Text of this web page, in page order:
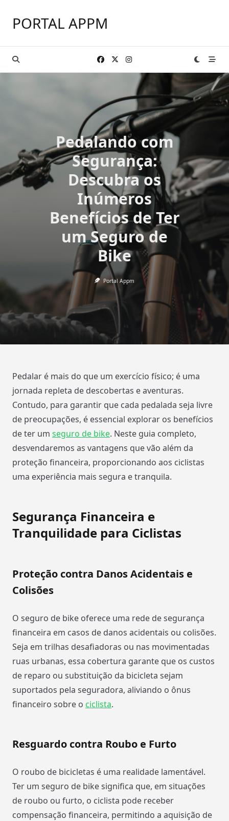
content
PORTAL APPM
Pedalando com
Segurança:
Descubra os
Inúmeros
Benefícios de Ter
um Seguro de
Bike
Portal Appm
Pedalar é mais do que um exercício físico; é uma
jornada repleta de descobertas e aventuras.
Contudo, para garantir que cada pedalada seja livre
de preocupações, é essencial explorar os benefícios
de ter um seguro de bike. Neste guia completo,
desvendaremos as vantagens que vão além da
proteção financeira, proporcionando aos ciclistas
uma experiência mais segura e tranquila.
Segurança Financeira e
Tranquilidade para Ciclistas
Proteção contra Danos Acidentais e
Colisões
O seguro de bike oferece uma rede de segurança
financeira em casos de danos acidentais ou colisões.
Seja em trilhas desafiadoras ou nas movimentadas
ruas urbanas, essa cobertura garante que os custos
de reparo ou substituição da bicicleta sejam
suportados pela seguradora, aliviando o ônus
financeiro sobre o ciclista.
Resguardo contra Roubo e Furto
O roubo de bicicletas é uma realidade lamentável.
Ter um seguro de bike significa que, em situações
de roubo ou furto, o ciclista pode receber
compensação financeira, permitindo a aquisição de